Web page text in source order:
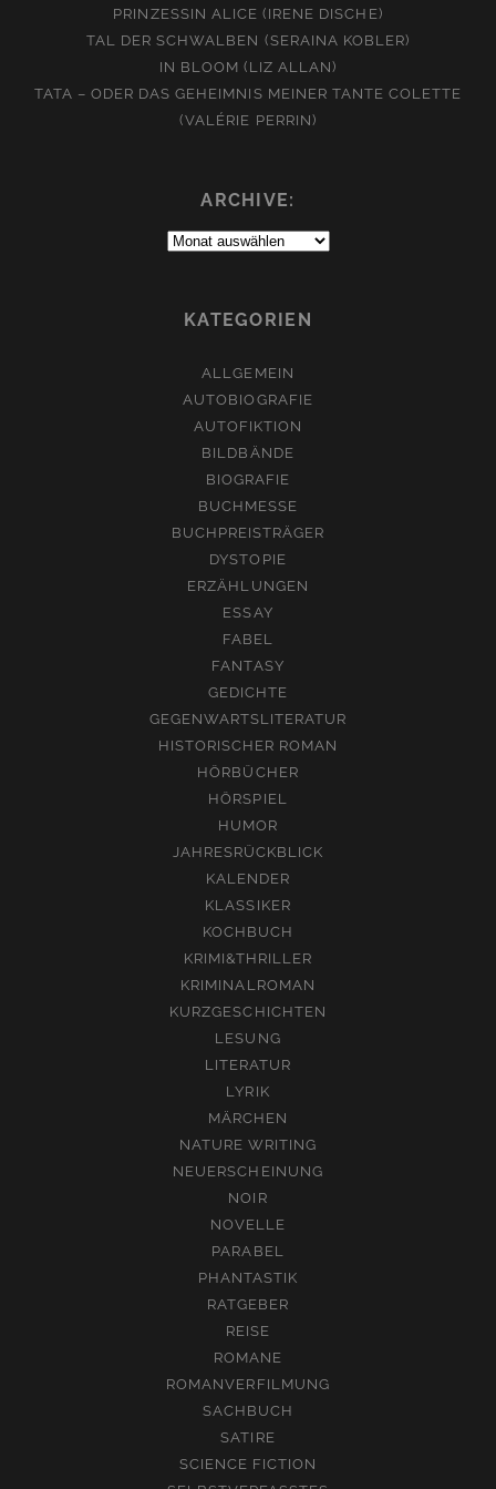
PRINZESSIN ALICE (IRENE DISCHE)
TAL DER SCHWALBEN (SERAINA KOBLER)
IN BLOOM (LIZ ALLAN)
TATA – ODER DAS GEHEIMNIS MEINER TANTE COLETTE
(VALÉRIE PERRIN)
ARCHIVE:
Archive:
KATEGORIEN
ALLGEMEIN
AUTOBIOGRAFIE
AUTOFIKTION
BILDBÄNDE
BIOGRAFIE
BUCHMESSE
BUCHPREISTRÄGER
DYSTOPIE
ERZÄHLUNGEN
ESSAY
FABEL
FANTASY
GEDICHTE
GEGENWARTSLITERATUR
HISTORISCHER ROMAN
HÖRBÜCHER
HÖRSPIEL
HUMOR
JAHRESRÜCKBLICK
KALENDER
KLASSIKER
KOCHBUCH
KRIMI&THRILLER
KRIMINALROMAN
KURZGESCHICHTEN
LESUNG
LITERATUR
LYRIK
MÄRCHEN
NATURE WRITING
NEUERSCHEINUNG
NOIR
NOVELLE
PARABEL
PHANTASTIK
RATGEBER
REISE
ROMANE
ROMANVERFILMUNG
SACHBUCH
SATIRE
SCIENCE FICTION